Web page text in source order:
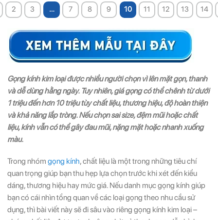
2 3 … 7 8 9 10 11 12 13 14
Gọng kính kim loại được nhiều người chọn vì lên mặt gọn, thanh
và dễ dùng hằng ngày. Tuy nhiên, giá gọng có thể chênh từ dưới
1 triệu đến hơn 10 triệu tùy chất liệu, thương hiệu, độ hoàn thiện
và khả năng lắp tròng. Nếu chọn sai size, đệm mũi hoặc chất
liệu, kính vẫn có thể gây đau mũi, nặng mặt hoặc nhanh xuống
màu.
Trong nhóm gọng kính, chất liệu là một trong những tiêu chí
quan trọng giúp bạn thu hẹp lựa chọn trước khi xét đến kiểu
dáng, thương hiệu hay mức giá. Nếu danh mục gọng kính giúp
bạn có cái nhìn tổng quan về các loại gọng theo nhu cầu sử
dụng, thì bài viết này sẽ đi sâu vào riêng gọng kính kim loại –